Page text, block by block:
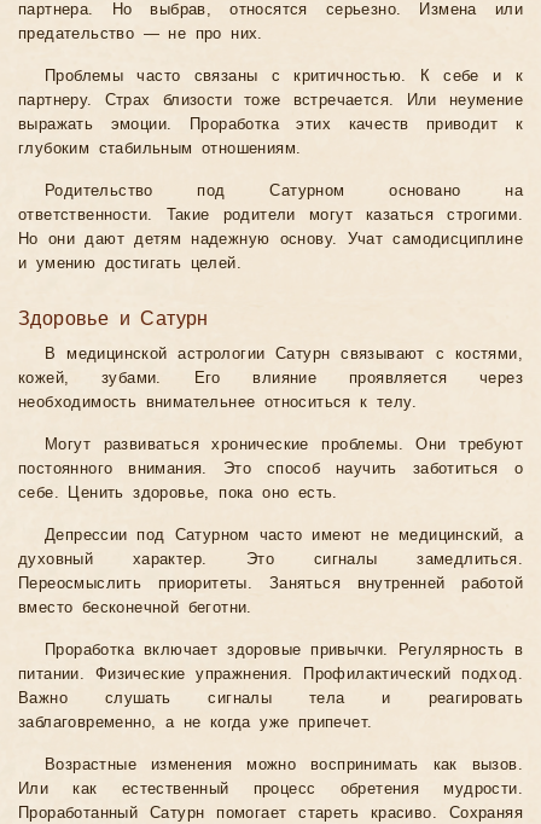
партнера. Но выбрав, относятся серьезно. Измена или
предательство — не про них.
Проблемы часто связаны с критичностью. К себе и к
партнеру. Страх близости тоже встречается. Или неумение
выражать эмоции. Проработка этих качеств приводит к
глубоким стабильным отношениям.
Родительство под Сатурном основано на
ответственности. Такие родители могут казаться строгими.
Но они дают детям надежную основу. Учат самодисциплине
и умению достигать целей.
Здоровье и Сатурн
В медицинской астрологии Сатурн связывают с костями,
кожей, зубами. Его влияние проявляется через
необходимость внимательнее относиться к телу.
Могут развиваться хронические проблемы. Они требуют
постоянного внимания. Это способ научить заботиться о
себе. Ценить здоровье, пока оно есть.
Депрессии под Сатурном часто имеют не медицинский, а
духовный характер. Это сигналы замедлиться.
Переосмыслить приоритеты. Заняться внутренней работой
вместо бесконечной беготни.
Проработка включает здоровые привычки. Регулярность в
питании. Физические упражнения. Профилактический подход.
Важно слушать сигналы тела и реагировать
заблаговременно, а не когда уже припечет.
Возрастные изменения можно воспринимать как вызов.
Или как естественный процесс обретения мудрости.
Проработанный Сатурн помогает стареть красиво. Сохраняя